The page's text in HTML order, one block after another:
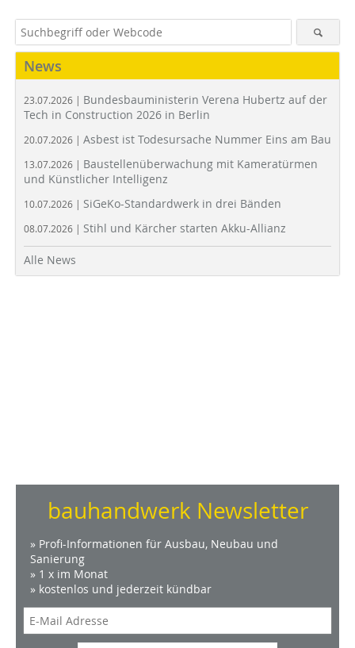
News
23.07.2026 | Bundesbauministerin Verena Hubertz auf der
Tech in Construction 2026 in Berlin
20.07.2026 | Asbest ist Todesursache Nummer Eins am Bau
13.07.2026 | Baustellenüberwachung mit Kameratürmen
und Künstlicher Intelligenz
10.07.2026 | SiGeKo-Standardwerk in drei Bänden
08.07.2026 | Stihl und Kärcher starten Akku-Allianz
Alle News
bauhandwerk Newsletter
» Profi-Informationen für Ausbau, Neubau und
Sanierung
» 1 x im Monat
» kostenlos und jederzeit kündbar